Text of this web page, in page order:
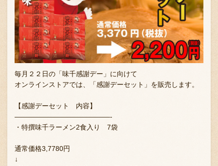
毎月２２日の「味千感謝デー」に向けて
オンラインストアでは、「感謝デーセット」を販売します。
【感謝デーセット 内容】
——————————————-
・特撰味千ラーメン2食入り 7袋
通常価格3,7780円
↓